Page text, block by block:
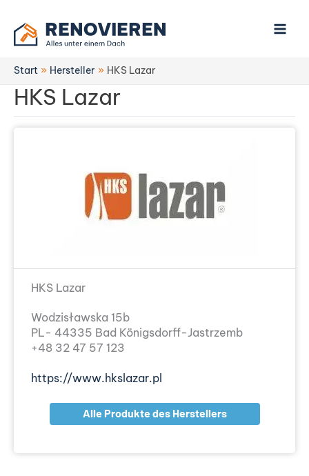
Inhalt
springen
Start Hersteller HKS Lazar
HKS Lazar
HKS Lazar
Wodzisławska 15b
PL- 44335 Bad Königsdorff-Jastrzemb
+48 32 47 57 123
https://www.hkslazar.pl
Alle Produkte des Herstellers